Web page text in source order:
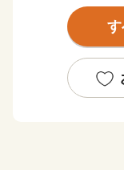
通じて感動でき
の岡山県立森林
場・・・・・。
さがあります。